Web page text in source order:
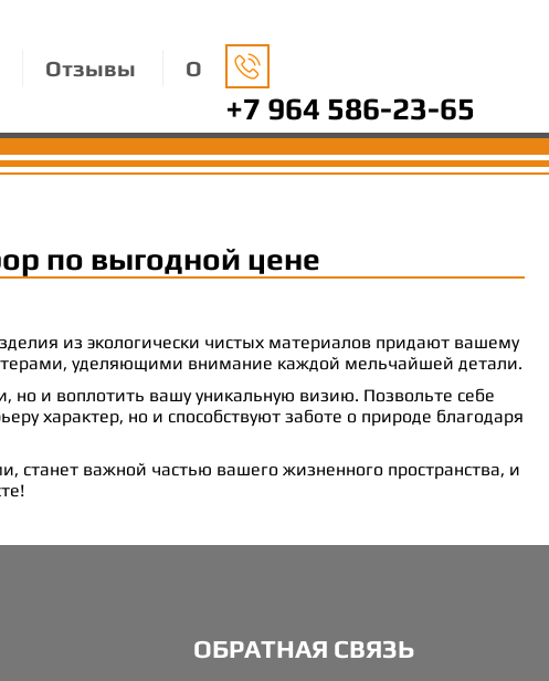
Отзывы
О
+7 964 586-23-65
по выгодной цене
из экологически чистых материалов придают вашему
уделяющими внимание каждой мельчайшей детали.
и воплотить вашу уникальную визию. Позвольте себе
характер, но и способствуют заботе о природе благодаря
важной частью вашего жизненного пространства, и
ОБРАТНАЯ СВЯЗЬ